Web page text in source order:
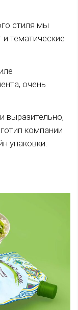
стиля мы
тематические
очень
выразительно,
компании
упаковки.